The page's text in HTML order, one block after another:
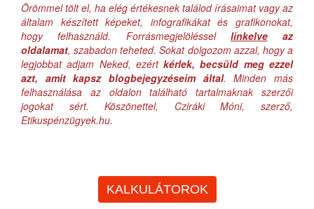
Örömmel tölt el, ha elég értékesnek találod írásaimat vagy az
általam készített képeket, infografikákat és grafikonokat,
hogy felhasználd. Forrásmegjelöléssel linkelveaz
oldalamat, szabadon teheted. Sokat dolgozom azzal, hogy a
legjobbat adjam Neked, ezértkérlek, becsüld meg ezzel
azt, amit kapsz blogbejegyzéseim által. Minden más
felhasználása az oldalon található tartalmaknak szerzői
jogokat sért. Köszönettel, Cziráki Móni, szerző,
Etikuspénzügyek.hu.
KALKULÁTOROK